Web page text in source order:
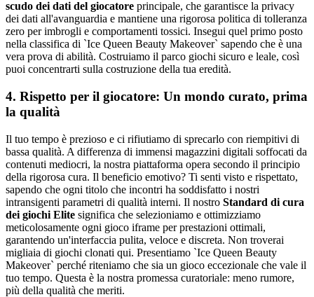
scudo dei dati del giocatore principale, che garantisce la privacy
dei dati all'avanguardia e mantiene una rigorosa politica di tolleranza
zero per imbrogli e comportamenti tossici. Insegui quel primo posto
nella classifica di `Ice Queen Beauty Makeover` sapendo che è una
vera prova di abilità. Costruiamo il parco giochi sicuro e leale, così
puoi concentrarti sulla costruzione della tua eredità.
4. Rispetto per il giocatore: Un mondo curato, prima
la qualità
Il tuo tempo è prezioso e ci rifiutiamo di sprecarlo con riempitivi di
bassa qualità. A differenza di immensi magazzini digitali soffocati da
contenuti mediocri, la nostra piattaforma opera secondo il principio
della rigorosa cura. Il beneficio emotivo? Ti senti visto e rispettato,
sapendo che ogni titolo che incontri ha soddisfatto i nostri
intransigenti parametri di qualità interni. Il nostro Standard di cura
dei giochi Elite significa che selezioniamo e ottimizziamo
meticolosamente ogni gioco iframe per prestazioni ottimali,
garantendo un'interfaccia pulita, veloce e discreta. Non troverai
migliaia di giochi clonati qui. Presentiamo `Ice Queen Beauty
Makeover` perché riteniamo che sia un gioco eccezionale che vale il
tuo tempo. Questa è la nostra promessa curatoriale: meno rumore,
più della qualità che meriti.